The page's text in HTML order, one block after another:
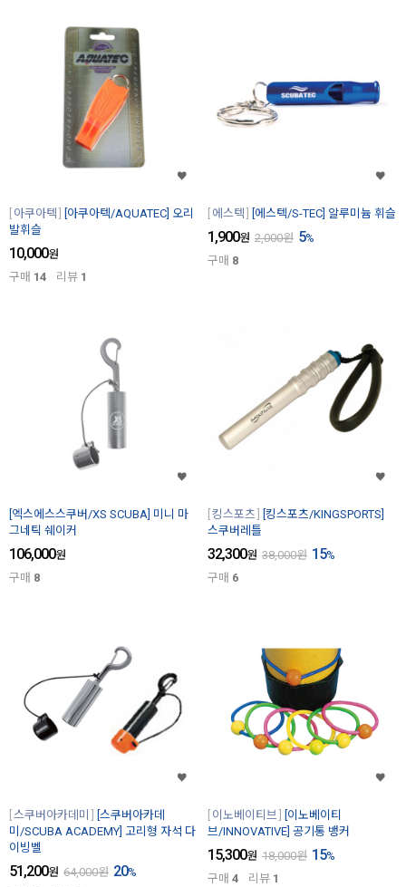
아쿠아텍
[아쿠아텍/AQUATEC] 오리
발휘슬
10,000원
구매 14 리뷰 1
에스텍 [에스텍/S-TEC] 알루미늄 휘슬
1,900원 2,000원 5%
구매 8
[엑스에스스쿠버/XS SCUBA] 미니 마
그네틱 쉐이커
106,000원
구매 8
킹스포츠
[킹스포츠/KINGSPORTS]
스쿠버레틀
32,300원 38,000원 15%
구매 6
스쿠버아카데미
[스쿠버아카데
미/SCUBA ACADEMY] 고리형 자석 다
이빙벨
51,200원 64,000원 20%
이노베이티브
[이노베이티
브/INNOVATIVE] 공기통 뱅커
15,300원 18,000원 15%
구매 4 리뷰 1